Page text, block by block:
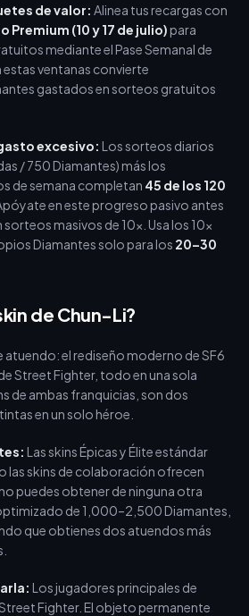
de valor: Alinea tus recargas con
Premium (10 y 17 de julio)para
mediante el Pase Semanal de
estas ventanas convierte
gastados en sorteos gratuitos
excesivo: Los sorteos diarios
/ 750 Diamantes) más los
de semana completan 45 de los 120
en este progreso pasivo antes
masivos de 10x. Usa los 10x
Diamantes solo para los 20–30
de Chun-Li?
atuendo: el rediseño moderno de SF6
Street Fighter, todo en una sola
de ambas franquicias, son dos
en un solo héroe.
Las skins Épicas y Élite estándar
las skins de colaboración ofrecen
puedes obtener de ninguna otra
de 1,000–2,500 Diamantes,
que obtienes dos atuendos más
Los jugadores principales de
Fighter. El objeto permanente